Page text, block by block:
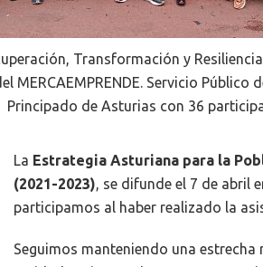
Transformación y
MERCAEMPRENDE. Servicio Público
Principado de Asturias con 36
La Estrategia Asturiana para la
(2021-2023), se difunde el 7 de abril
participamos al haber realizado la
Seguimos manteniendo una estrecha